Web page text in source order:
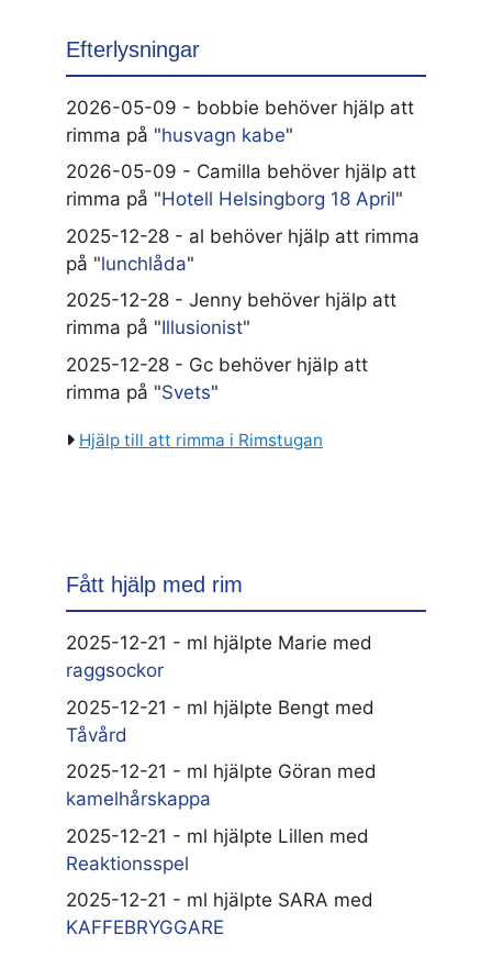
Efterlysningar
2026-05-09 - bobbie behöver hjälp att
rimma på "husvagn kabe"
2026-05-09 - Camilla behöver hjälp att
rimma på "Hotell Helsingborg 18 April"
2025-12-28 - al behöver hjälp att rimma
på "lunchlåda"
2025-12-28 - Jenny behöver hjälp att
rimma på "Illusionist"
2025-12-28 - Gc behöver hjälp att
rimma på "Svets"
Hjälp till att rimma i Rimstugan
Fått hjälp med rim
2025-12-21 - ml hjälpte Marie med
raggsockor
2025-12-21 - ml hjälpte Bengt med
Tåvård
2025-12-21 - ml hjälpte Göran med
kamelhårskappa
2025-12-21 - ml hjälpte Lillen med
Reaktionsspel
2025-12-21 - ml hjälpte SARA med
KAFFEBRYGGARE